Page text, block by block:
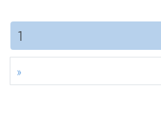
1
»